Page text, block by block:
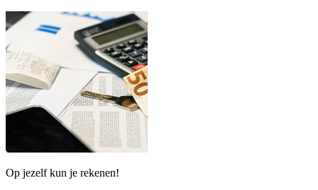
Op jezelf kun je rekenen!